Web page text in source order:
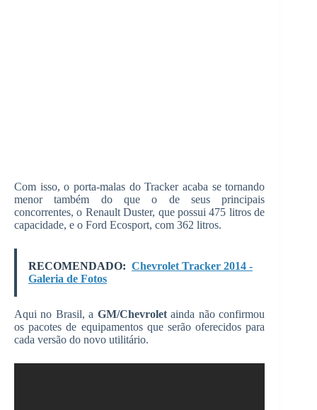
Com isso, o porta-malas do Tracker acaba se tornando
menor também do que o de seus principais
concorrentes, o Renault Duster, que possui 475 litros de
capacidade, e o Ford Ecosport, com 362 litros.
RECOMENDADO: Chevrolet Tracker 2014 -
Galeria de Fotos
Aqui no Brasil, a GM/Chevroletainda não confirmou
os pacotes de equipamentos que serão oferecidos para
cada versão do novo utilitário.